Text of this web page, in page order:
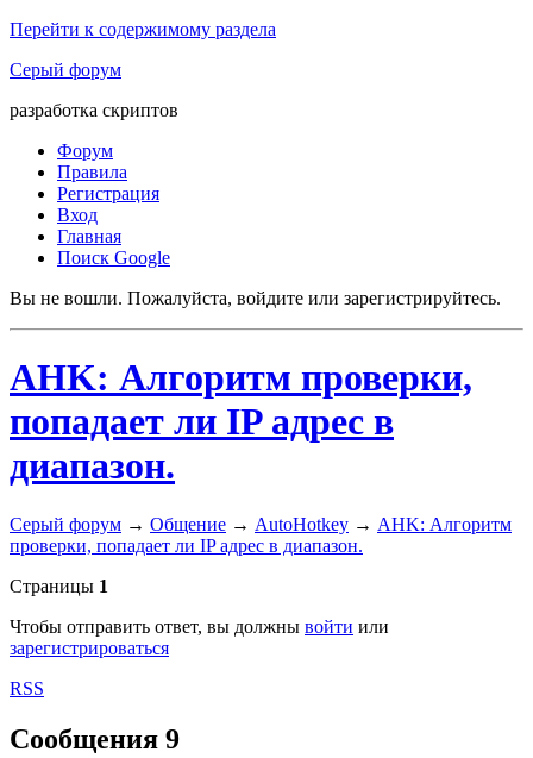
Перейти к содержимому раздела
Серый форум
разработка скриптов
Форум
Правила
Регистрация
Вход
Главная
Поиск Google
Вы не вошли. Пожалуйста, войдите или зарегистрируйтесь.
AHK: Алгоритм проверки,
попадает ли IP адрес в
диапазон.
Серый форум → Общение → AutoHotkey → AHK: Алгоритм
проверки, попадает ли IP адрес в диапазон.
Страницы 1
Чтобы отправить ответ, вы должны войти или
зарегистрироваться
RSS
Сообщения 9